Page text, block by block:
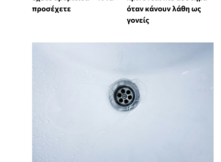
προσέχετε
όταν κάνουν λάθη ως
γονείς